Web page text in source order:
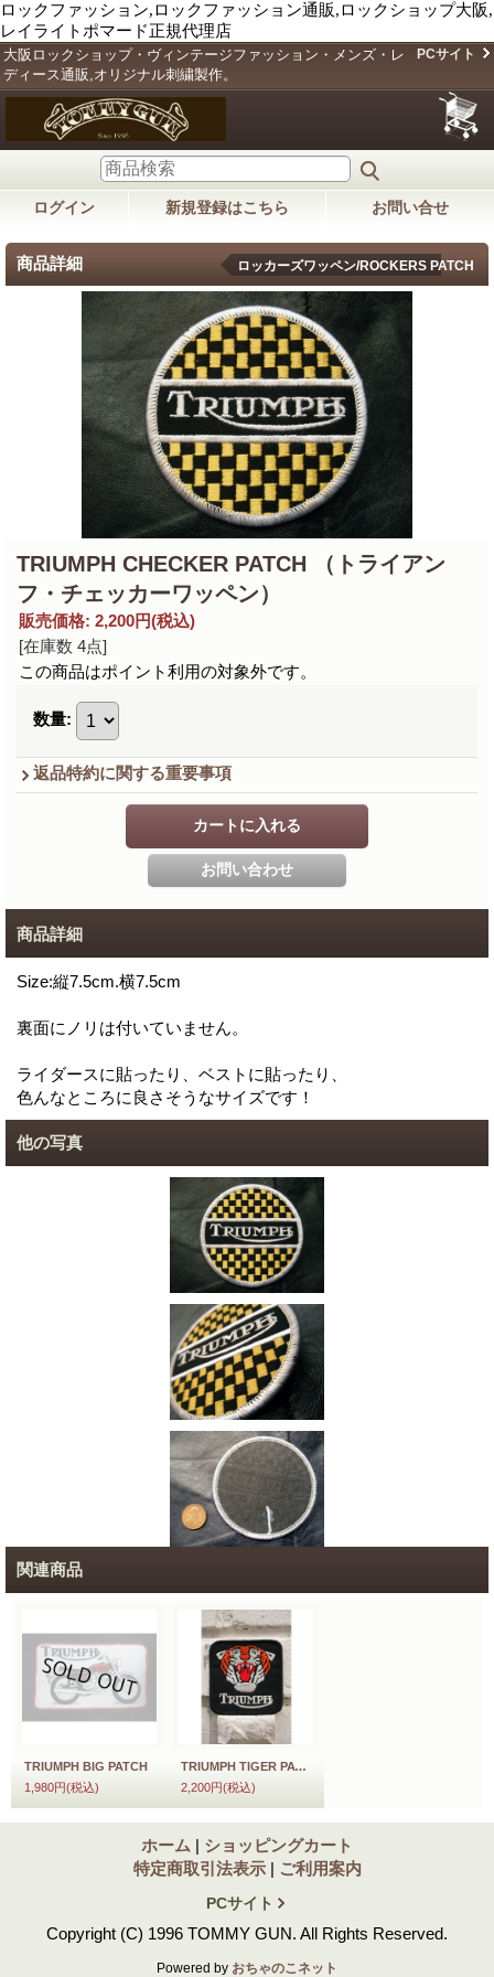
ロックファッション,ロックファッション通販,ロックショップ大阪,
レイライトポマード正規代理店
大阪ロックショップ・ヴィンテージファッション・メンズ・レ
ディース通販,オリジナル刺繍製作。
PCサイト
ログイン 新規登録はこちら お問い合せ
商品詳細 ロッカーズワッペン/ROCKERS PATCH
TRIUMPH CHECKER PATCH （トライアン
フ・チェッカーワッペン）
販売価格: 2,200円(税込)
[在庫数 4点]
この商品はポイント利用の対象外です。
数量:
返品特約に関する重要事項
商品詳細
Size:縦7.5cm.横7.5cm
裏面にノリは付いていません。
ライダースに貼ったり、ベストに貼ったり、
色んなところに良さそうなサイズです！
他の写真
関連商品
TRIUMPH BIG PATCH
1,980円(税込)
TRIUMPH TIGER PATCH （トライアンフタイガーワッペン）
2,200円(税込)
ホーム | ショッピングカート
特定商取引法表示 | ご利用案内
PCサイト
Copyright (C) 1996 TOMMY GUN. All Rights Reserved.
Powered by おちゃのこネット